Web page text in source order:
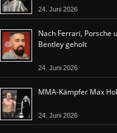
24. Juni 2026
Nach Ferrari, Porsche
Bentley geholt
24. Juni 2026
MMA-Kämpfer Max
24. Juni 2026